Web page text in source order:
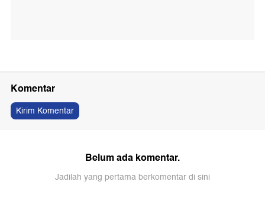
Komentar
Kirim Komentar
Belum ada komentar.
Jadilah yang pertama berkomentar di sini